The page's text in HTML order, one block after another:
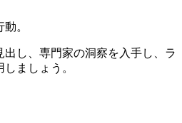
。
し、専門家の洞察を入手し、ラ
ましょう。